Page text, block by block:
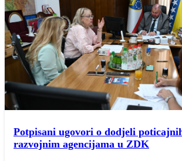
Potpisani ugovori o dodjeli
razvojnim agencijama u ZDK